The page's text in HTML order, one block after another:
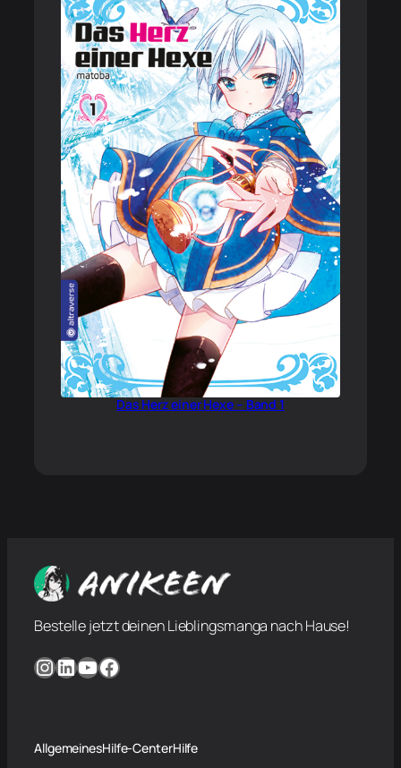
Das Herz einer Hexe – Band 1
Bestelle jetzt deinen Lieblingsmanga nach Hause!
InstagramLinkedIn YouTube Facebook
AllgemeinesHilfe-CenterHilfe